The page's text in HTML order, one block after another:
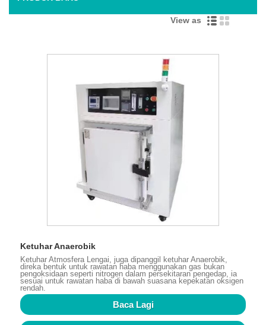
View as
Ketuhar Anaerobik
Ketuhar Atmosfera Lengai, juga dipanggil ketuhar Anaerobik,
direka bentuk untuk rawatan haba menggunakan gas bukan
pengoksidaan seperti nitrogen dalam persekitaran pengedap, ia
sesuai untuk rawatan haba di bawah suasana kepekatan oksigen
rendah.
Baca Lagi